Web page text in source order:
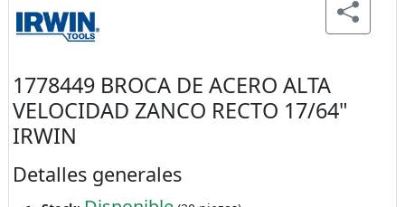
1778449 BROCA DE ACERO ALTA
VELOCIDAD ZANCO RECTO 17/64"
IRWIN
Detalles generales